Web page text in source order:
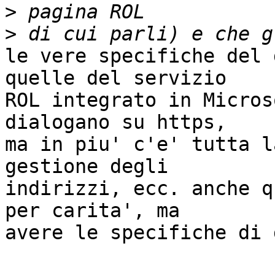
>
>
le vere specifiche del
quelle del servizio
ROL integrato in
dialogano su https,
ma in piu' c'e' tutta
gestione degli
indirizzi, ecc. anche
per carita', ma
avere le specifiche